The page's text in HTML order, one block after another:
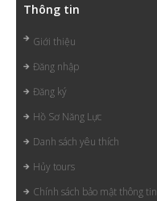
Thông tin
Giới thiệu
Đăng nhập
Đăng ký
Hồ Sơ Năng Lực
Danh sách yêu thích
Hủy tours
Chính sách bảo mật thông tin